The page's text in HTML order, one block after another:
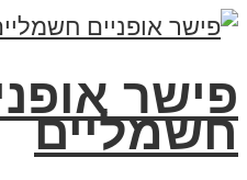
פישר
חשמליים